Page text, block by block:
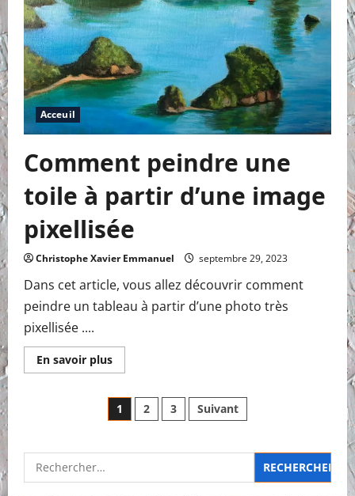
Acceuil
Comment peindre une
toile à partir d’une image
pixellisée
Christophe Xavier Emmanuel septembre 29, 2023
Dans cet article, vous allez découvrir comment
peindre un tableau à partir d’une photo très
pixellisée ....
En savoir plusEn
savoir
Comment
peindre
une
partir
image
Pagination
des
publications
1 2 3 Suivant
Rechercher :